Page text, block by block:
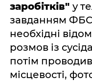
заробітків" у
завданням ФБС
необхідні
розмов із
потім
місцевості,